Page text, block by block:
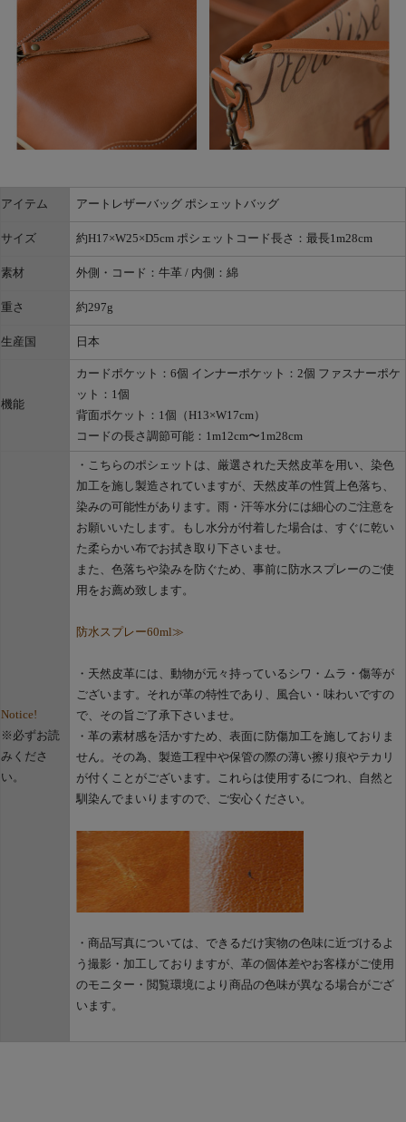
アイテム アートレザーバッグ ポシェットバッグ
サイズ 約H17×W25×D5cm ポシェットコード長さ：最長1m28cm
素材 外側・コード：牛革 / 内側：綿
重さ 約297g
生産国 日本
機能
カードポケット：6個 インナーポケット：2個 ファスナーポケ
ット：1個
背面ポケット：1個（H13×W17cm）
コードの長さ調節可能：1m12cm〜1m28cm
Notice!
※必ずお読
みくださ
い。
・こちらのポシェットは、厳選された天然皮革を用い、染色
加工を施し製造されていますが、天然皮革の性質上色落ち、
染みの可能性があります。雨・汗等水分には細心のご注意を
お願いいたします。もし水分が付着した場合は、すぐに乾い
た柔らかい布でお拭き取り下さいませ。
また、色落ちや染みを防ぐため、事前に防水スプレーのご使
用をお薦め致します。
防水スプレー60ml≫
・天然皮革には、動物が元々持っているシワ・ムラ・傷等が
ございます。それが革の特性であり、風合い・味わいですの
で、その旨ご了承下さいませ。
・革の素材感を活かすため、表面に防傷加工を施しておりま
せん。その為、製造工程中や保管の際の薄い擦り痕やテカリ
が付くことがございます。これらは使用するにつれ、自然と
馴染んでまいりますので、ご安心ください。
・商品写真については、できるだけ実物の色味に近づけるよ
う撮影・加工しておりますが、革の個体差やお客様がご使用
のモニター・閲覧環境により商品の色味が異なる場合がござ
います。